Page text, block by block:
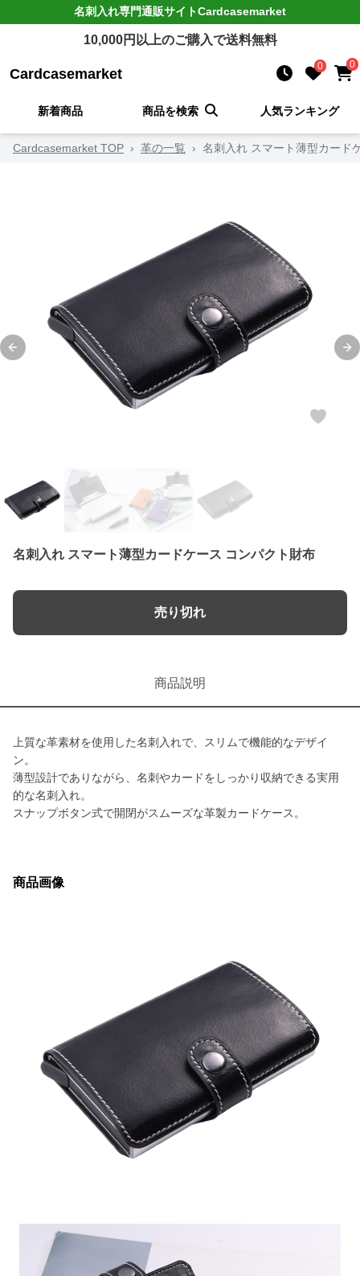
名刺入れ専門通販サイトCardcasemarket
10,000円以上のご購入で送料無料
Cardcasemarket 0 0
新着商品 商品を検索 人気ランキング
Cardcasemarket TOP › 革の一覧 › 名刺入れ スマート薄型カード
Previous slide
名刺入れ スマート薄型カードケース コンパクト財布
売り切れ
商品説明
上質な革素材を使用した名刺入れで、スリムで機能的なデザイ
ン。
薄型設計でありながら、名刺やカードをしっかり収納できる実用
的な名刺入れ。
スナップボタン式で開閉がスムーズな革製カードケース。
商品画像